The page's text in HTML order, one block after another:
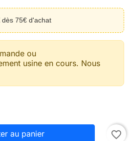
dès 75€ d'achat
ou
usine en cours. Nous
au panier favorite_border